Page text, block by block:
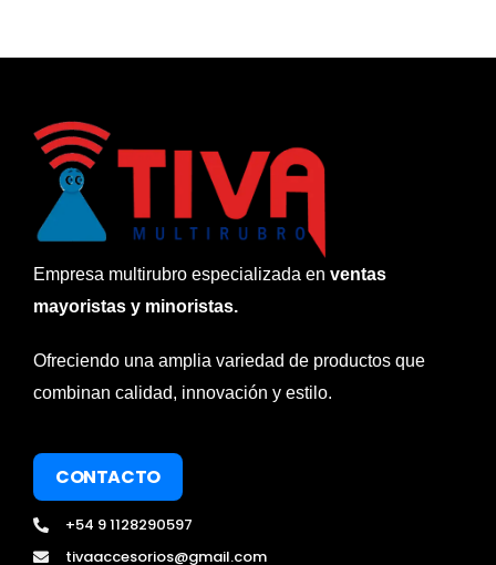
Empresa multirubro especializada en ventas
mayoristas y minoristas.
Ofreciendo una amplia variedad de productos que
combinan calidad, innovación y estilo.
CONTACTO
+54 9 1128290597
tivaaccesorios@gmail.com